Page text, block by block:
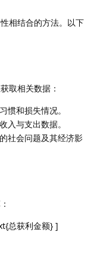
相结合的方法。以下
取相关数据：
惯和损失情况。
入与支出数据。
社会问题及其经济影
总获利金额} ]